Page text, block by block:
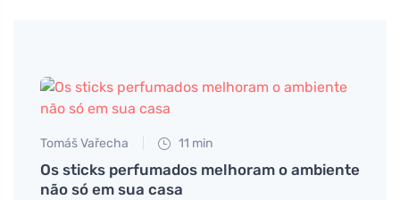
Tomáš Vařecha 11 min
Os sticks perfumados melhoram o ambiente
não só em sua casa